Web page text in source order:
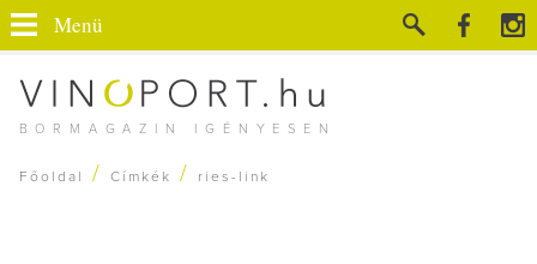
BORMAGAZIN IGÉNYESEN
Menü
Főoldal / Címkék / ries-link